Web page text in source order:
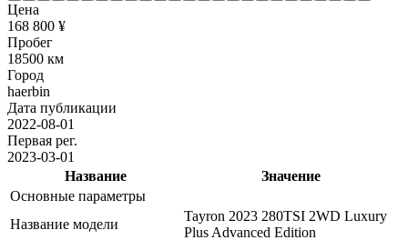
Цена
168 800 ¥
Пробег
18500 км
Город
haerbin
Дата публикации
2022-08-01
Первая рег.
2023-03-01
Название
Значение
Основные параметры
Название модели
Tayron 2023 280TSI 2WD Luxury
Plus Advanced Edition